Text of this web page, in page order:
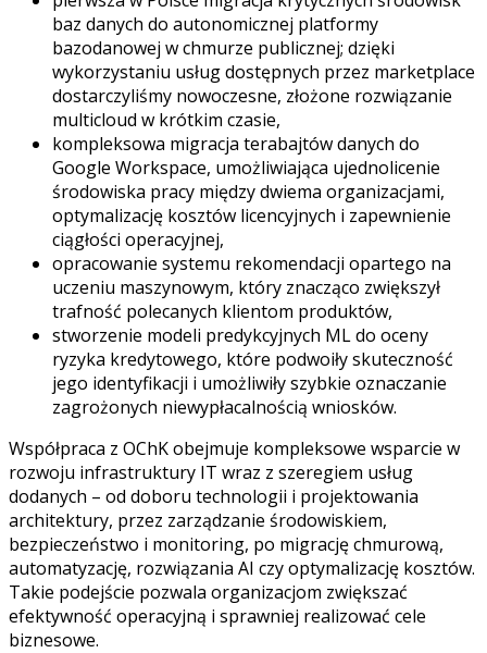
baz danych do autonomicznej platformy
bazodanowej w chmurze publicznej; dzięki
wykorzystaniu usług dostępnych przez marketplace
dostarczyliśmy nowoczesne, złożone rozwiązanie
multicloud w krótkim czasie,
kompleksowa migracja terabajtów danych do
Google Workspace, umożliwiająca ujednolicenie
środowiska pracy między dwiema organizacjami,
optymalizację kosztów licencyjnych i zapewnienie
ciągłości operacyjnej,
opracowanie systemu rekomendacji opartego na
uczeniu maszynowym, który znacząco zwiększył
trafność polecanych klientom produktów,
stworzenie modeli predykcyjnych ML do oceny
ryzyka kredytowego, które podwoiły skuteczność
jego identyfikacji i umożliwiły szybkie oznaczanie
zagrożonych niewypłacalnością wniosków.
Współpraca z OChK obejmuje kompleksowe wsparcie w
rozwoju infrastruktury IT wraz z szeregiem usług
dodanych – od doboru technologii i projektowania
architektury, przez zarządzanie środowiskiem,
bezpieczeństwo i monitoring, po migrację chmurową,
automatyzację, rozwiązania AI czy optymalizację kosztów.
Takie podejście pozwala organizacjom zwiększać
efektywność operacyjną i sprawniej realizować cele
biznesowe.